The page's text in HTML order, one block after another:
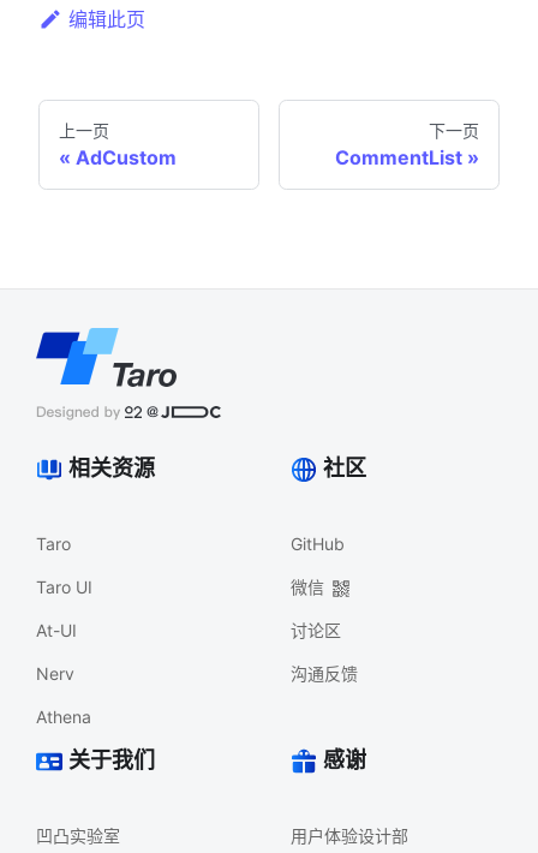
编辑此页
上一页
AdCustom
下一页
CommentList
相关资源
Taro
Taro UI
At-UI
Nerv
Athena
社区
GitHub
微信
讨论区
沟通反馈
关于我们
凹凸实验室
感谢
用户体验设计部